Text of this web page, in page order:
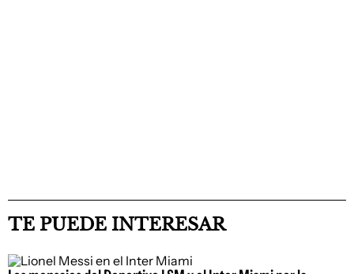
TE PUEDE INTERESAR